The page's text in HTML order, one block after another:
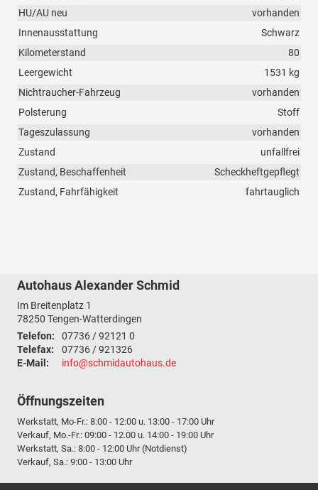
HU/AU neu
vorhanden
Innenausstattung
Schwarz
Kilometerstand
80
Leergewicht
1531 kg
Nichtraucher-Fahrzeug
vorhanden
Polsterung
Stoff
Tageszulassung
vorhanden
Zustand
unfallfrei
Zustand, Beschaffenheit
Scheckheftgepflegt
Zustand, Fahrfähigkeit
fahrtauglich
Autohaus Alexander Schmid
Im Breitenplatz 1
78250 Tengen-Watterdingen
Telefon:
07736 / 92121 0
Telefax:
07736 / 921326
E-Mail:
info@schmidautohaus.de
Öffnungszeiten
Werkstatt, Mo-Fr.: 8:00 - 12:00 u. 13:00 - 17:00 Uhr
Verkauf, Mo.-Fr.: 09:00 - 12.00 u. 14:00 - 19:00 Uhr
Werkstatt, Sa.: 8:00 - 12:00 Uhr (Notdienst)
Verkauf, Sa.: 9:00 - 13:00 Uhr